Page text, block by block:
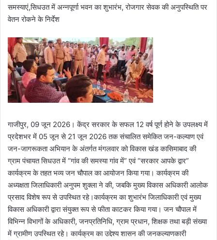
समस्याएं,सिधउत में अन्नपूर्णा भवन का शुभारंभ, रोजगार सेवक की अनुपस्थिति पर
वेतन रोकने के निर्देश
गाजीपुर, 09 जून 2026। केंद्र सरकार के सफल 12 वर्ष पूर्ण होने के उपलक्ष्य में
प्रदेशभर में 05 जून से 21 जून 2026 तक संचालित समेकित जन-कल्याण एवं
जन-जागरूकता अभियान के अंतर्गत मंगलवार को विकास खंड कासिमाबाद की
ग्राम पंचायत सिधउत में “गांव की समस्या गांव में” एवं “सरकार आपके द्वार”
कार्यक्रम के तहत भव्य जन चौपाल का आयोजन किया गया। कार्यक्रम की
अध्यक्षता जिलाधिकारी अनुपम शुक्ला ने की, जबकि मुख्य विकास अधिकारी आलोक
प्रसाद विशेष रूप से उपस्थित रहे।कार्यक्रम का शुभारंभ जिलाधिकारी एवं मुख्य
विकास अधिकारी द्वारा संयुक्त रूप से फीता काटकर किया गया। जन चौपाल में
विभिन्न विभागों के अधिकारी, जनप्रतिनिधि, ग्राम प्रधान, शिक्षक तथा बड़ी संख्या
में ग्रामीण उपस्थित रहे। कार्यक्रम का उद्देश्य शासन की जनकल्याणकारी